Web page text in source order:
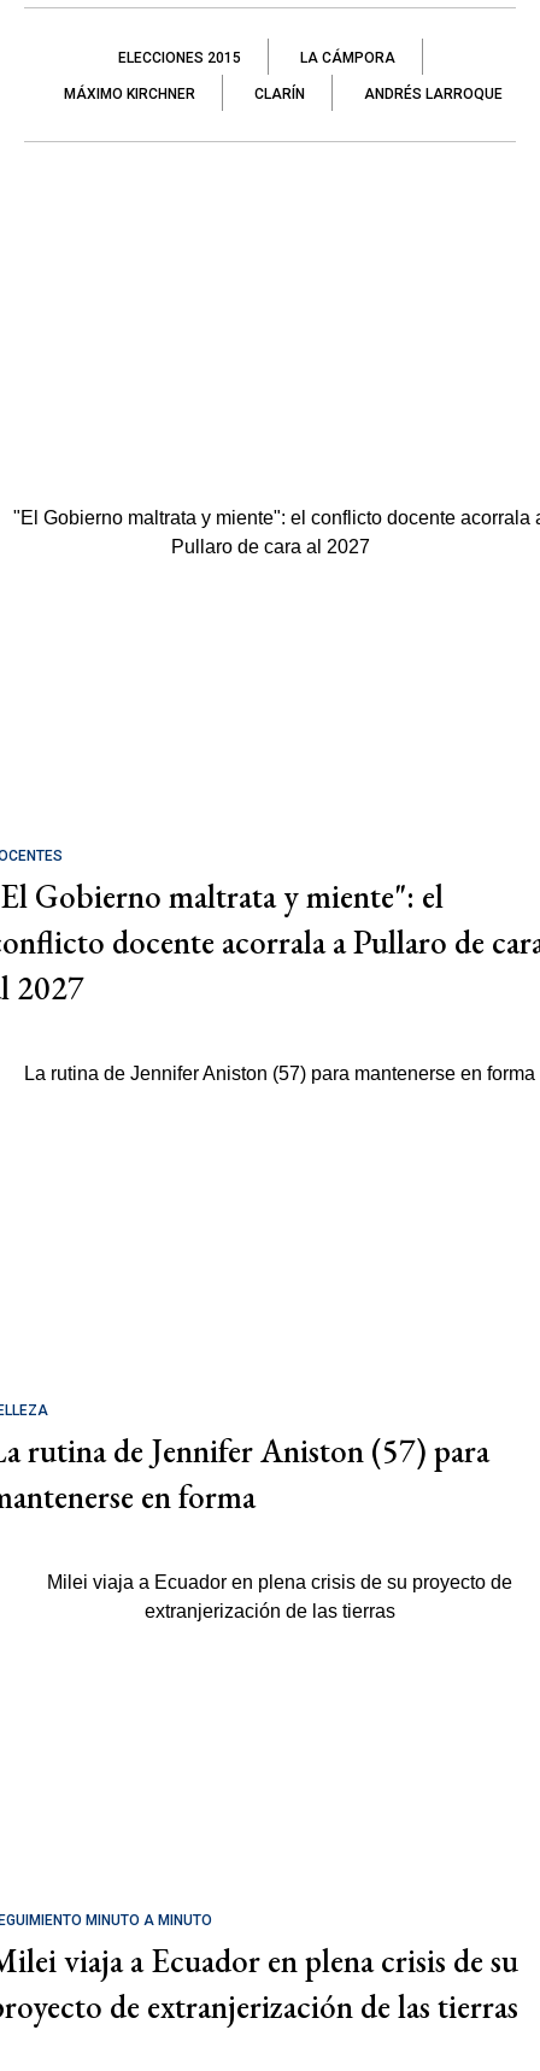
ELECCIONES 2015 LA CÁMPORA
MÁXIMO KIRCHNER CLARÍN ANDRÉS LARROQUE
Gobierno maltrata y miente": el
docente acorrala a Pullaro de
2027
rutina de Jennifer Aniston (57) para
en forma
MINUTO A MINUTO
viaja a Ecuador en plena crisis de su
de extranjerización de las tierras